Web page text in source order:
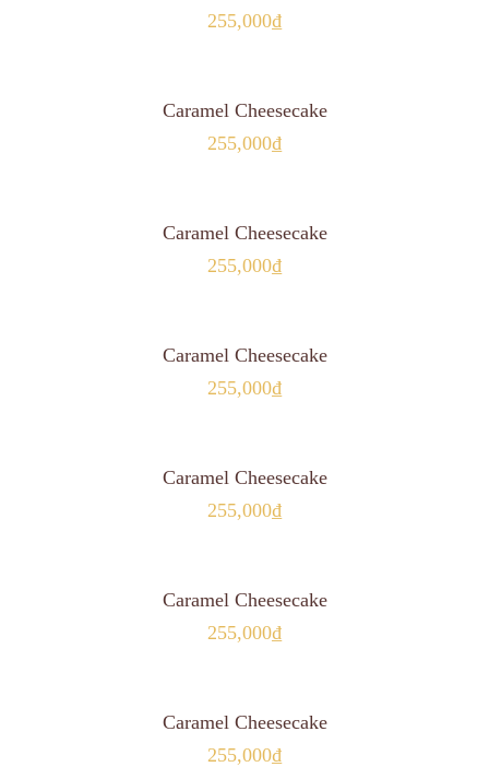
255,000₫
Caramel Cheesecake
255,000₫
Caramel Cheesecake
255,000₫
Caramel Cheesecake
255,000₫
Caramel Cheesecake
255,000₫
Caramel Cheesecake
255,000₫
Caramel Cheesecake
255,000₫